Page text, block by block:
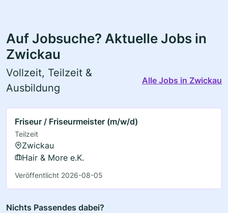
Auf Jobsuche? Aktuelle Jobs in
Zwickau
Vollzeit, Teilzeit &
Ausbildung
Alle Jobs in Zwickau
Friseur / Friseurmeister (m/w/d)
Teilzeit
Zwickau
Hair & More e.K.
Veröffentlicht 2026-08-05
Nichts Passendes dabei?